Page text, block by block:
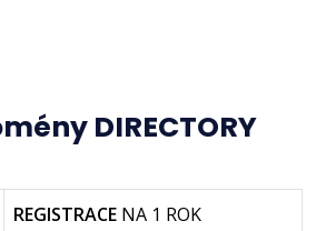
DIRECTORY
REGISTRACE NA 1 ROK